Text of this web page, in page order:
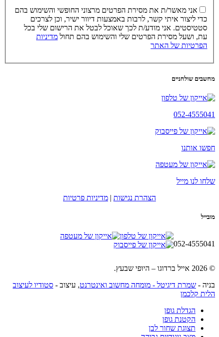
אני מאשר/ת את מסירת הפרטים מרצוני החופשי והשימוש בהם
כדי ליצור איתי קשר, לרבות באמצעות דיוור ישיר, וכן לצרכים
סטטיסטים. אני מודע/ת לכך שאוכל לבטל את הרישום שלי בכל
עת, ושעל מסירת הפרטים שלי והשימוש בהם תחול מדיניות
הפרטיות של האתר
מחשבים שולחניים
052-4555041
חפשו אותנו
שלחו לנו מייל
הצהרת נגישות | מדיניות פרטיות
מובייל
052-4555041
© 2026 אייל ברדוגו – היופי שבעץ.
בניה - שמרת דיגיטל - מומחה מחשוב ואינטרנט, עיצוב - סטודיו לעיצוב
הלית קלכמן
הגדלת גופן
הקטנת גופן
תצוגת שחור לבן